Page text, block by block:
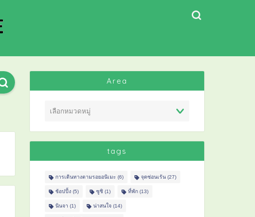
Area
tags
การเดินทางตามรอยอนิเมะ (6) จุดซ่อนเร้น(27)
ช้อปปิ้ง(5) ซูชิ(1) ที่พัก(13)
นินจา (1) น่าสนใจ(14)